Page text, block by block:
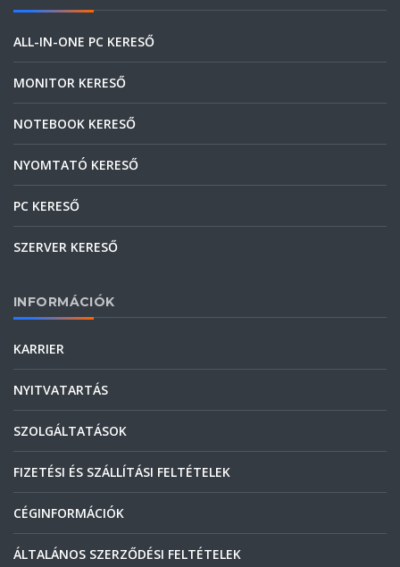
ALL-IN-ONE PC KERESŐ
MONITOR KERESŐ
NOTEBOOK KERESŐ
NYOMTATÓ KERESŐ
PC KERESŐ
SZERVER KERESŐ
INFORMÁCIÓK
KARRIER
NYITVATARTÁS
SZOLGÁLTATÁSOK
FIZETÉSI ÉS SZÁLLÍTÁSI FELTÉTELEK
CÉGINFORMÁCIÓK
ÁLTALÁNOS SZERZŐDÉSI FELTÉTELEK